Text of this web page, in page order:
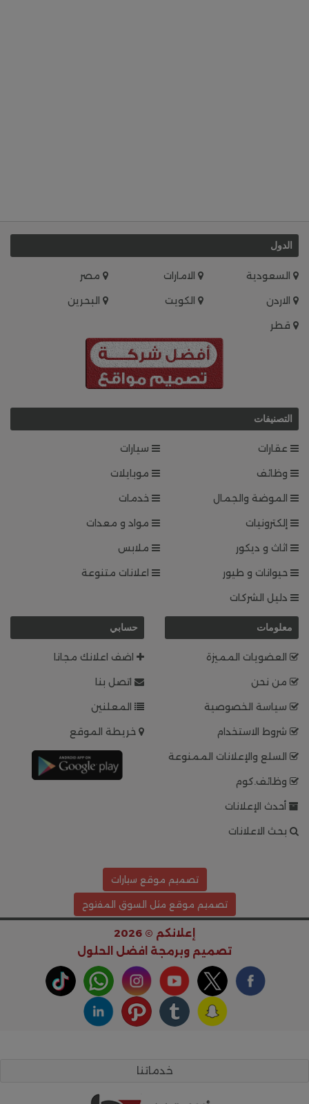
الدول
السعودية الامارات
مصر
الاردن
الكويت
البحرين
قطر
التصنيفات
عقارات
سيارات
وظائف
موبايلات
الموضة والجمال
خدمات
إلكترونيات
مواد و معدات
اثاث و ديكور
ملابس
حيوانات و طيور
اعلانات متنوعة
دليل الشركات
معلومات
العضويات المميزة
من نحن
سياسة الخصوصية
شروط الاستخدام
السلع والإعلانات الممنوعة
وظائف.كوم
أحدث الإعلانات
بحث الاعلانات
حسابي
اضف اعلانك مجانا
اتصل بنا
المعلنين
خريطة الموقع
تصميم موقع سيارات
تصميم موقع مثل السوق المفتوح
إعلانكم © 2026
تصميم وبرمجة افضل الحلول
خدماتنا